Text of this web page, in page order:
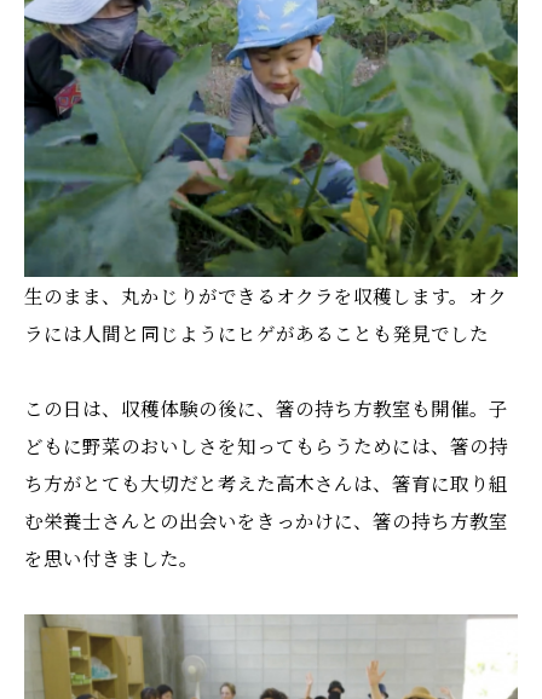
生のまま、丸かじりができるオクラを収穫します。オク
ラには人間と同じようにヒゲがあることも発見でした
この日は、収穫体験の後に、箸の持ち方教室も開催。子
どもに野菜のおいしさを知ってもらうためには、箸の持
ち方がとても大切だと考えた高木さんは、箸育に取り組
む栄養士さんとの出会いをきっかけに、箸の持ち方教室
を思い付きました。